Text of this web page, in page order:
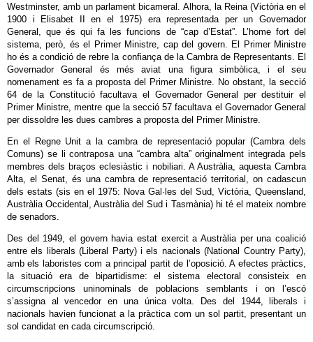
Westminster, amb un parlament bicameral. Alhora, la Reina (Victòria en el
1900 i Elisabet II en el 1975) era representada per un Governador
General, que és qui fa les funcions de “cap d’Estat”. L’home fort del
sistema, però, és el Primer Ministre, cap del govern. El Primer Ministre
ho és a condició de rebre la confiança de la Cambra de Representants. El
Governador General és més aviat una figura simbòlica, i el seu
nomenament es fa a proposta del Primer Ministre. No obstant, la secció
64 de la Constitució facultava el Governador General per destituir el
Primer Ministre, mentre que la secció 57 facultava el Governador General
per dissoldre les dues cambres a proposta del Primer Ministre.
En el Regne Unit a la cambra de representació popular (Cambra dels
Comuns) se li contraposa una “cambra alta” originalment integrada pels
membres dels braços eclesiàstic i nobiliari. A Austràlia, aquesta Cambra
Alta, el Senat, és una cambra de representació territorial, on cadascun
dels estats (sis en el 1975: Nova Gal·les del Sud, Victòria, Queensland,
Austràlia Occidental, Austràlia del Sud i Tasmània) hi té el mateix nombre
de senadors.
Des del 1949, el govern havia estat exercit a Austràlia per una coalició
entre els liberals (Liberal Party) i els nacionals (National Country Party),
amb els laboristes com a principal partit de l’oposició. A efectes pràctics,
la situació era de bipartidisme: el sistema electoral consisteix en
circumscripcions uninominals de poblacions semblants i on l’escó
s’assigna al vencedor en una única volta. Des del 1944, liberals i
nacionals havien funcionat a la pràctica com un sol partit, presentant un
sol candidat en cada circumscripció.